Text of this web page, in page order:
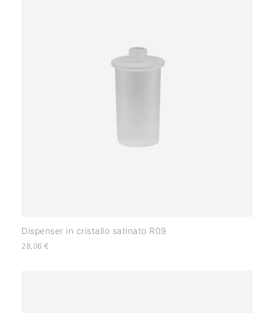
Dispenser in cristallo satinato R09
28,06 €